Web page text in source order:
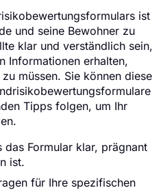
ist
und seine Bewohner zu
klar und verständlich sein,
Informationen erhalten,
müssen. Sie können diese
Tipps folgen, um Ihr
das Formular klar, prägnant
ist.
für Ihre spezifischen